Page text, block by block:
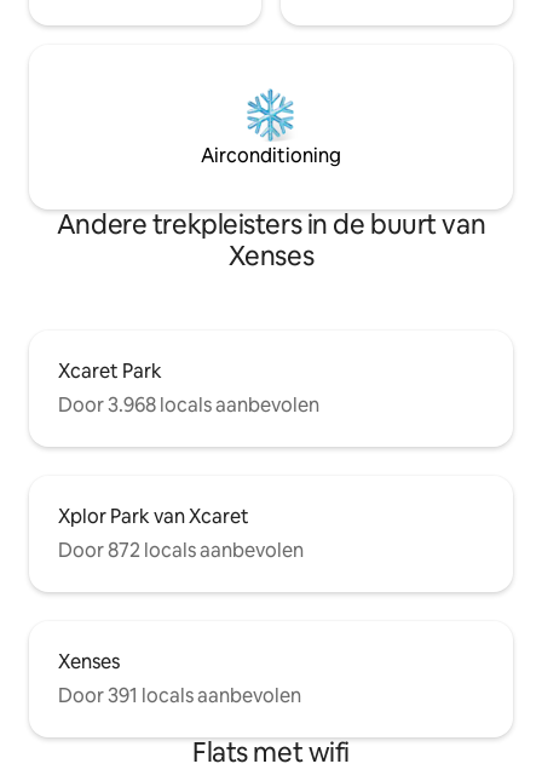
Airconditioning
Andere trekpleisters in de buurt van
Xenses
Xcaret Park
Door 3.968 locals aanbevolen
Xplor Park van Xcaret
Door 872 locals aanbevolen
Xenses
Door 391 locals aanbevolen
Flats met wifi